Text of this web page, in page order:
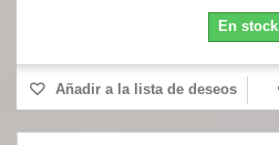
En stock
Añadir a la lista de deseos